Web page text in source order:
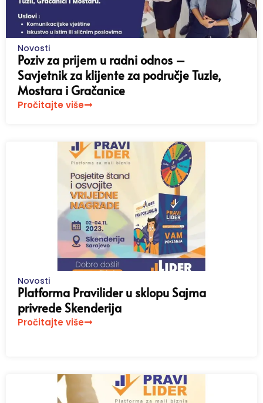
Novosti
Poziv za prijem u radni odnos –
Savjetnik za klijente za područje Tuzle,
Mostara i Gračanice
Pročitajte više
Novosti
Platforma Pravilider u sklopu Sajma
privrede Skenderija
Pročitajte više